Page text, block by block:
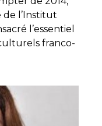
l’Institut
l’essentiel
franco-